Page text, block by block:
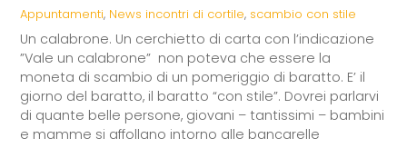
Appuntamenti, News incontri di cortile, scambio con stile
Un calabrone. Un cerchietto di carta con l’indicazione
”Vale un calabrone” non poteva che essere la
moneta di scambio di un pomeriggio di baratto. E’ il
giorno del baratto, il baratto “con stile”. Dovrei parlarvi
di quante belle persone, giovani – tantissimi – bambini
e mamme si affollano intorno alle bancarelle